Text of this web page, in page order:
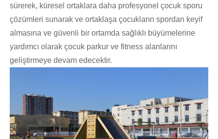
sürerek, küresel ortaklara daha profesyonel çocuk sporu
çözümleri sunarak ve ortaklaşa çocukların spordan keyif
almasına ve güvenli bir ortamda sağlıklı büyümelerine
yardımcı olarak çocuk parkur ve fitness alanlarını
geliştirmeye devam edecektir.